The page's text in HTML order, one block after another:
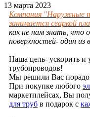
13 марта 2023
Компания "Наружные
занимается сваркой
как не нам знать, что
поверхностей- один
Наша цель- ускорить и
трубопроводов!
Мы решили Вас
При покупке любого
маркетплейсах, Вы
для труб в подарок с